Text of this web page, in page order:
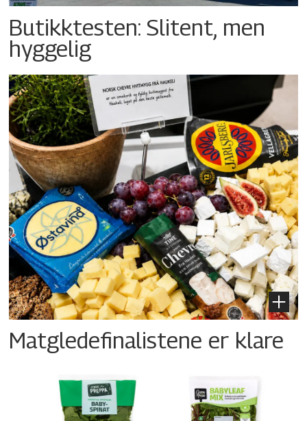
Butikktesten: Slitent, men
hyggelig
Matgledefinalistene er klare